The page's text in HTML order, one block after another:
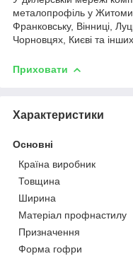
металопрофіль у
Франковську, Вінниці,
Чорновцях, Києві та
Приховати
Характеристики
Основні
Країна виробник
Товщина
Ширина
Матеріал профнастилу
Призначення
Форма гофри